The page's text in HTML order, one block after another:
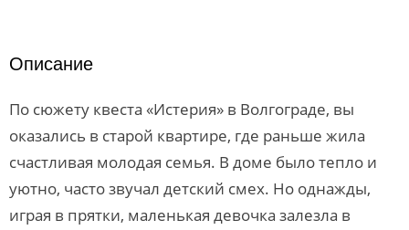
Описание
По сюжету квеста «Истерия» в Волгограде, вы
оказались в старой квартире, где раньше жила
счастливая молодая семья. В доме было тепло и
уютно, часто звучал детский смех. Но однажды,
играя в прятки, маленькая девочка залезла в